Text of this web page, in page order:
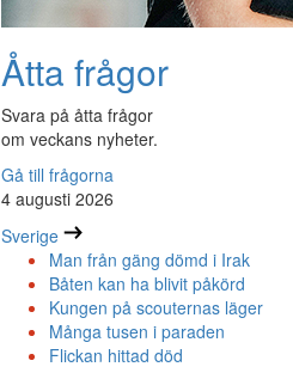
Åtta frågor
Svara på åtta frågor
om veckans nyheter.
Gå till frågorna
4 augusti 2026
Sverige
Man från gäng dömd i Irak
Båten kan ha blivit påkörd
Kungen på scouternas läger
Många tusen i paraden
Flickan hittad död